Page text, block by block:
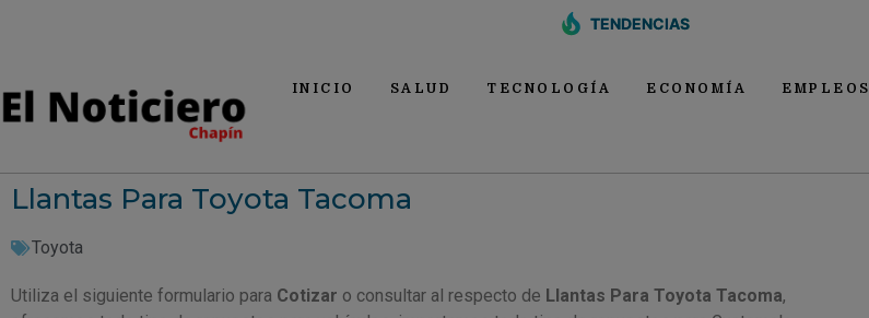
TENDENCIAS
INICIO SALUD TECNOLOGÍA ECONOMÍA EMPLEOS
Llantas Para Toyota Tacoma
Toyota
Utiliza el siguiente formulario para Cotizar o consultar al respecto de Llantas Para Toyota Tacoma,